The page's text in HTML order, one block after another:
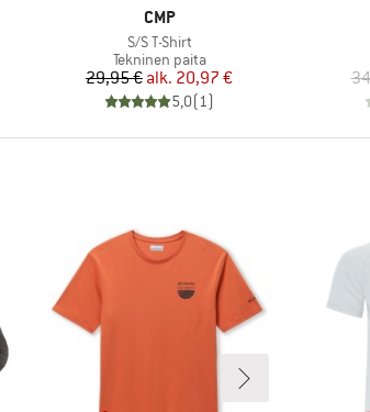
MERKKI
CMP
Tuote
S/S T-Shirt
Tuoteryhmä
Tekninen paita
Hinta
29,95 € Alennettu hinta
alk. 20,97 €
5,0(1)